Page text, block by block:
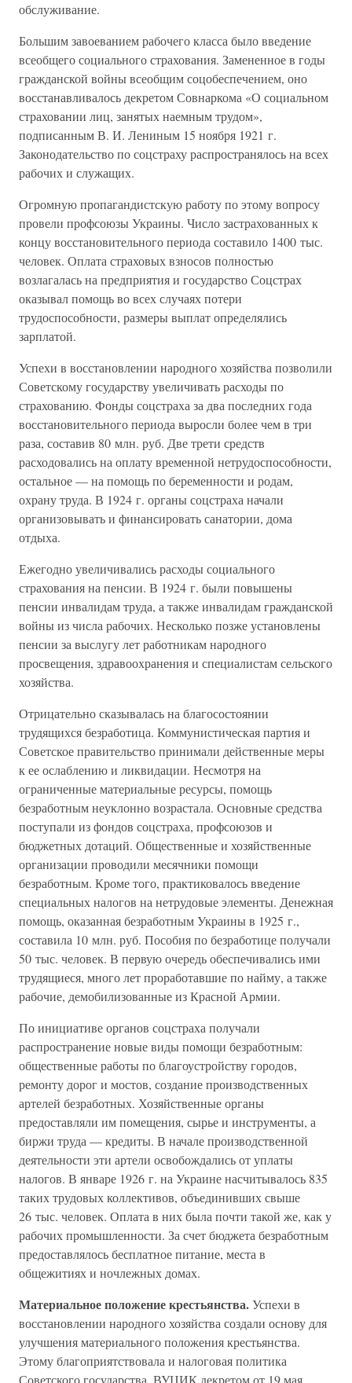
обслуживание.
Большим завоеванием рабочего класса было введение
всеобщего социального страхования. Замененное в годы
гражданской войны всеобщим соцобеспечением, оно
восстанавливалось декретом Совнаркома «О социальном
страховании лиц, занятых наемным трудом»,
подписанным В. И. Лениным 15 ноября 1921 г.
Законодательство по соцстраху распространялось на всех
рабочих и служащих.
Огромную пропагандистскую работу по этому вопросу
провели профсоюзы Украины. Число застрахованных к
концу восстановительного периода составило 1400 тыс.
человек. Оплата страховых взносов полностью
возлагалась на предприятия и государство Соцстрах
оказывал помощь во всех случаях потери
трудоспособности, размеры выплат определялись
зарплатой.
Успехи в восстановлении народного хозяйства позволили
Советскому государству увеличивать расходы по
страхованию. Фонды соцстраха за два последних года
восстановительного периода выросли более чем в три
раза, составив 80 млн. руб. Две трети средств
расходовались на оплату временной нетрудоспособности,
остальное — на помощь по беременности и родам,
охрану труда. В 1924 г. органы соцстраха начали
организовывать и финансировать санатории, дома
отдыха.
Ежегодно увеличивались расходы социального
страхования на пенсии. В 1924 г. были повышены
пенсии инвалидам труда, а также инвалидам гражданской
войны из числа рабочих. Несколько позже установлены
пенсии за выслугу лет работникам народного
просвещения, здравоохранения и специалистам сельского
хозяйства.
Отрицательно сказывалась на благосостоянии
трудящихся безработица. Коммунистическая партия и
Советское правительство принимали действенные меры
к ее ослаблению и ликвидации. Несмотря на
ограниченные материальные ресурсы, помощь
безработным неуклонно возрастала. Основные средства
поступали из фондов соцстраха, профсоюзов и
бюджетных дотаций. Общественные и хозяйственные
организации проводили месячники помощи
безработным. Кроме того, практиковалось введение
специальных налогов на нетрудовые элементы. Денежная
помощь, оказанная безработным Украины в 1925 г.,
составила 10 млн. руб. Пособия по безработице получали
50 тыс. человек. В первую очередь обеспечивались ими
трудящиеся, много лет проработавшие по найму, а также
рабочие, демобилизованные из Красной Армии.
По инициативе органов соцстраха получали
распространение новые виды помощи безработным:
общественные работы по благоустройству городов,
ремонту дорог и мостов, создание производственных
артелей безработных. Хозяйственные органы
предоставляли им помещения, сырье и инструменты, а
биржи труда — кредиты. В начале производственной
деятельности эти артели освобождались от уплаты
налогов. В январе 1926 г. на Украине насчитывалось 835
таких трудовых коллективов, объединивших свыше
26 тыс. человек. Оплата в них была почти такой же, как у
рабочих промышленности. За счет бюджета безработным
предоставлялось бесплатное питание, места в
общежитиях и ночлежных домах.
Материальное положение крестьянства.Успехи в
восстановлении народного хозяйства создали основу для
улучшения материального положения крестьянства.
Этому благоприятствовала и налоговая политика
Советского государства. ВУЦИК декретом от 19 мая